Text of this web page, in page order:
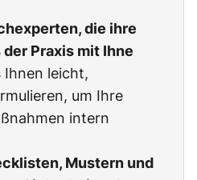
die ihre
Praxis mit Ihne
Ihnen leicht,
um Ihre
intern
Mustern und